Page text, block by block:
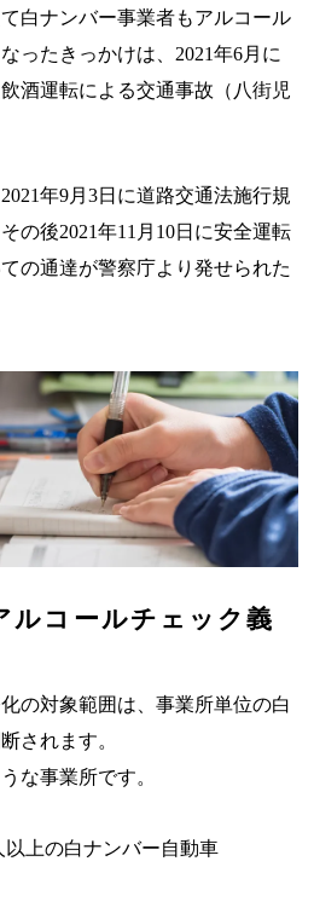
白ナンバー事業者もアルコール
ったきっかけは、2021年6月に
酒運転による交通事故（八街児
年9月3日に道路交通法施行規
の後2021年11月10日に安全運転
の通達が警察庁より発せられた
ルコールチェック義
の対象範囲は、事業所単位の白
されます。
な事業所です。
以上の白ナンバー自動車